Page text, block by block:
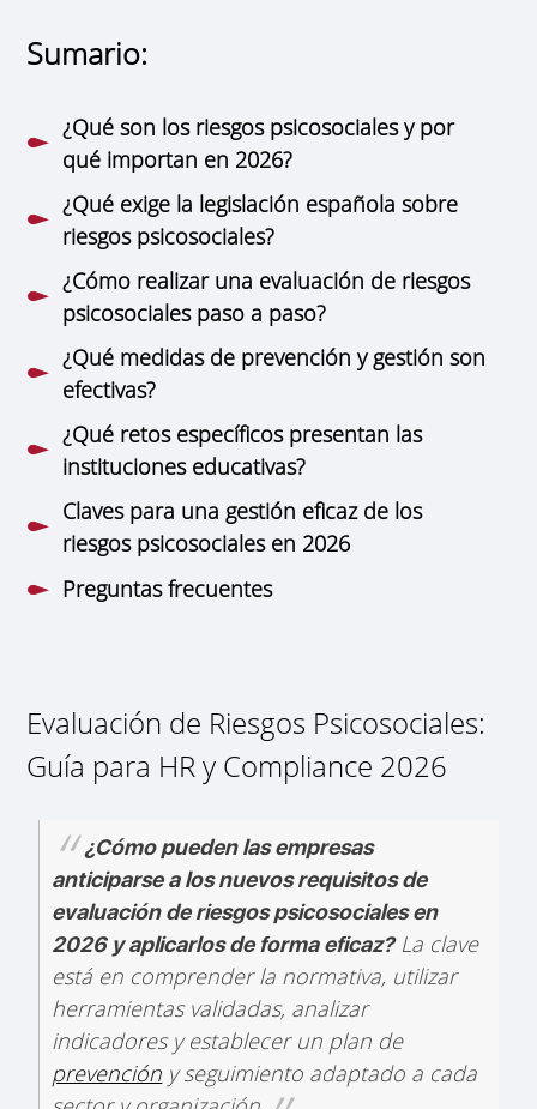
Sumario:
¿Qué son los riesgos psicosociales y por
qué importan en 2026?
¿Qué exige la legislación española sobre
riesgos psicosociales?
¿Cómo realizar una evaluación de riesgos
psicosociales paso a paso?
¿Qué medidas de prevención y gestión son
efectivas?
¿Qué retos específicos presentan las
instituciones educativas?
Claves para una gestión eficaz de los
riesgos psicosociales en 2026
Preguntas frecuentes
Evaluación de Riesgos Psicosociales:
Guía para HR y Compliance 2026
¿Cómo pueden las empresas
anticiparse a los nuevos requisitos de
evaluación de riesgos psicosociales en
2026 y aplicarlos de forma eficaz?La clave
está en comprender la normativa, utilizar
herramientas validadas, analizar
indicadores y establecer un plan de
prevención y seguimiento adaptado a cada